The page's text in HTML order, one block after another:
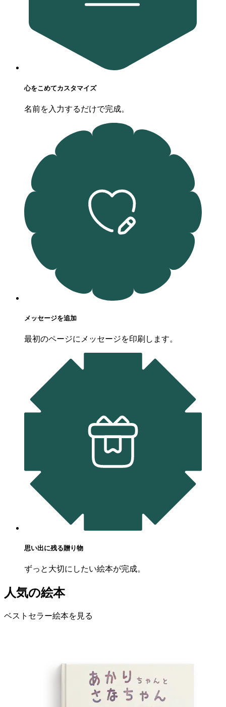
心をこめてカスタマイズ
名前を入力するだけで完成。
メッセージを追加
最初のページにメッセージを印刷します。
思い出に残る贈り物
ずっと大切にしたい絵本が完成。
人気の絵本
ベストセラー絵本を見る